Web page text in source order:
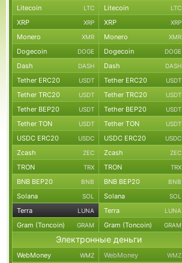
Litecoin LTC Litecoin LTC
XRP XRP XRP XRP
Monero XMR Monero XMR
Dogecoin DOGE Dogecoin DOGE
Dash DASH Dash DASH
Tether ERC20 USDT Tether ERC20 USDT
Tether TRC20 USDT Tether TRC20 USDT
Tether BEP20 USDT Tether BEP20 USDT
Tether TON USDT Tether TON USDT
USDC ERC20 USDC USDC ERC20 USDC
Zcash ZEC Zcash ZEC
TRON TRX TRON TRX
BNB BEP20 BNB BNB BEP20 BNB
Solana SOL Solana SOL
Terra LUNA Terra LUNA
Gram (Toncoin) GRAM Gram (Toncoin) GRAM
Электронные деньги
WebMoney WMZ WebMoney WMZ